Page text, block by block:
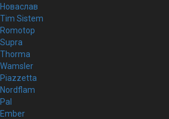
Новаслав
Tim Sistem
Romotop
Supra
Thorma
Wamsler
Piazzetta
Nordflam
Pal
Ember